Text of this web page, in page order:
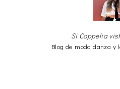
Si Coppelia
Blog de moda danza